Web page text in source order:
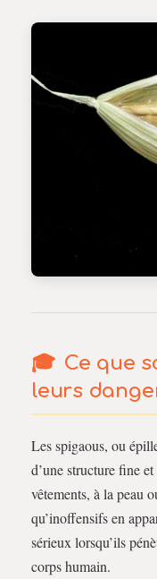
Ce que
leurs
Les spigaous, ou
d’une structure fine
vêtements, à la peau
qu’inoffensifs en
sérieux lorsqu’ils
corps humain.